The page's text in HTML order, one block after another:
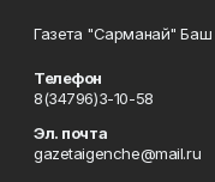
Газета "Сарманай"
Телефон
8(34796)3-10-58
Эл. почта
gazetaigenche@mail.ru